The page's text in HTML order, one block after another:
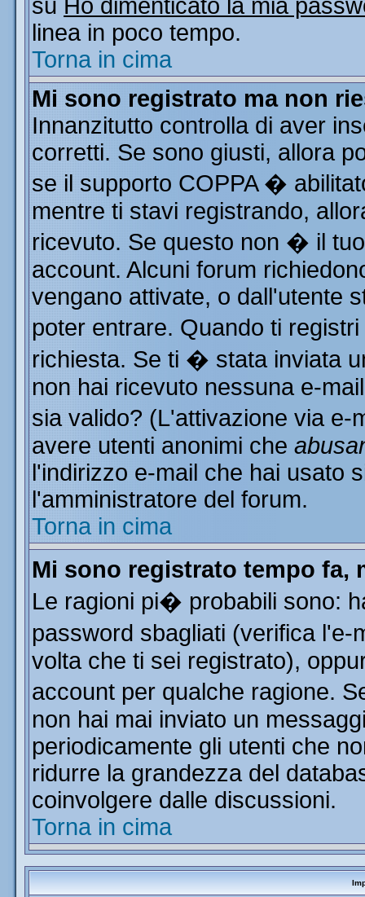
su Ho dimenticato la mia
linea in poco tempo.
Torna in cima
Mi sono registrato ma non
Innanzitutto controlla di aver
corretti. Se sono giusti, allora
se il supporto COPPA �
mentre ti stavi registrando,
ricevuto. Se questo non � il
account. Alcuni forum
vengano attivate, o dall'utente
poter entrare. Quando ti
richiesta. Se ti � stata inviata
non hai ricevuto nessuna e-
sia valido? (L'attivazione via
avere utenti anonimi che
l'indirizzo e-mail che hai usato
l'amministratore del forum.
Torna in cima
Mi sono registrato tempo
Le ragioni pi� probabili sono:
password sbagliati (verifica
volta che ti sei registrato),
account per qualche ragione.
non hai mai inviato un
periodicamente gli utenti che
ridurre la grandezza del
coinvolgere dalle discussioni.
Torna in cima